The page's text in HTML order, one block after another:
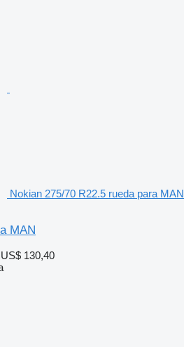
Nokian 275/70 R22.5 rueda para MAN
MAN
130,40